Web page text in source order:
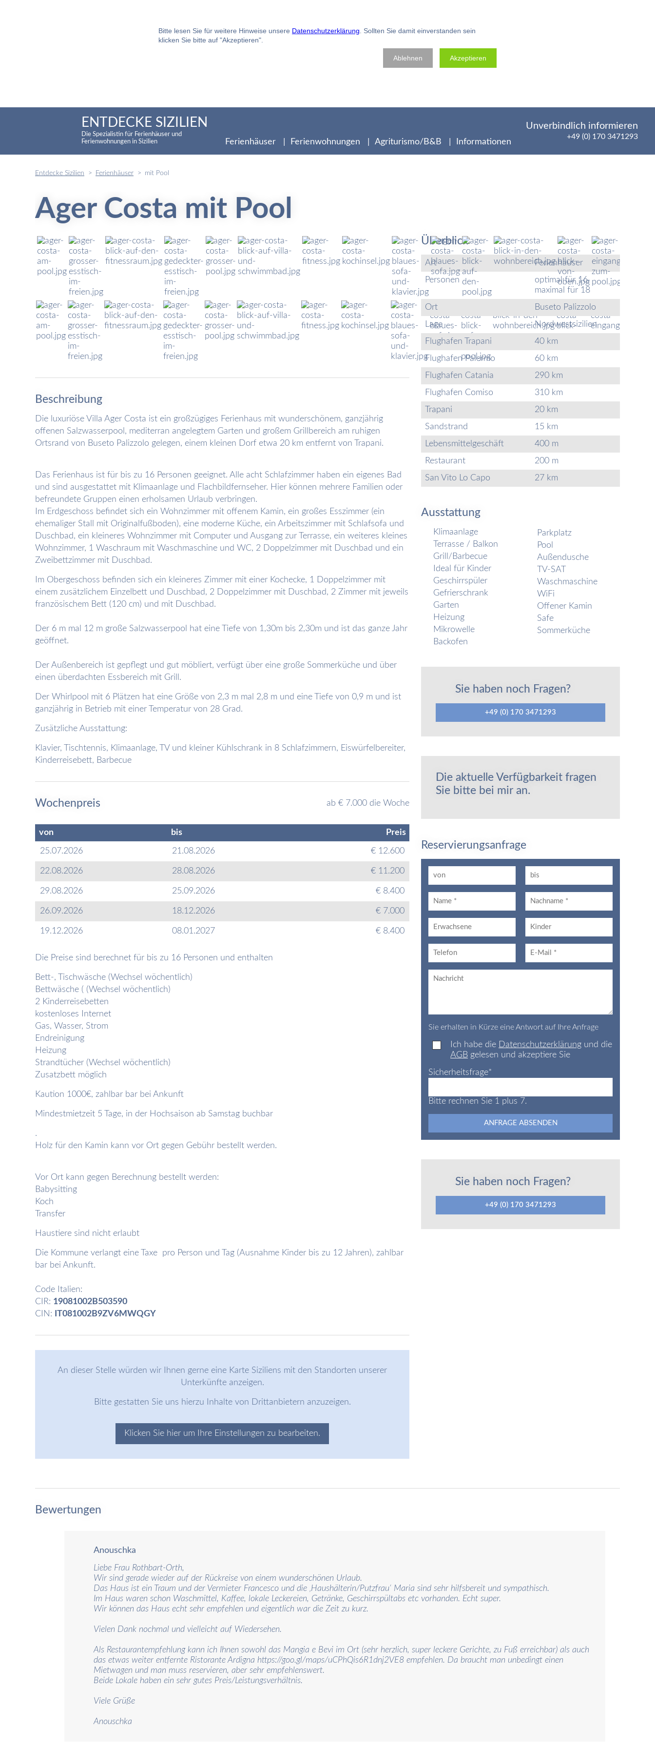
ENTDECKE SIZILIEN
Die Spezialistin für Ferienhäuser und
Ferienwohnungen in Sizilien
Ferienhäuser Ferienwohnungen Agriturismo/B&B Informationen
Unverbindlich informieren
+49 (0) 170 3471293
Entdecke Sizilien Ferienhäuser mit Pool
Ager Costa mit Pool
Beschreibung
Die luxuriöse Villa Ager Costa ist ein großzügiges Ferienhaus mit wunderschönem, ganzjährig
offenen Salzwasserpool, mediterran angelegtem Garten und großem Grillbereich am ruhigen
Ortsrand von Buseto Palizzolo gelegen, einem kleinen Dorf etwa 20 km entfernt von Trapani.
Das Ferienhaus ist für bis zu 16 Personen geeignet. Alle acht Schlafzimmer haben ein eigenes Bad
und sind ausgestattet mit Klimaanlage und Flachbildfernseher. Hier können mehrere Familien oder
befreundete Gruppen einen erholsamen Urlaub verbringen.
Im Erdgeschoss befindet sich ein Wohnzimmer mit offenem Kamin, ein großes Esszimmer (ein
ehemaliger Stall mit Originalfußboden), eine moderne Küche, ein Arbeitszimmer mit Schlafsofa und
Duschbad, ein kleineres Wohnzimmer mit Computer und Ausgang zur Terrasse, ein weiteres kleines
Wohnzimmer, 1 Waschraum mit Waschmaschine und WC, 2 Doppelzimmer mit Duschbad und ein
Zweibettzimmer mit Duschbad.
Im Obergeschoss befinden sich ein kleineres Zimmer mit einer Kochecke, 1 Doppelzimmer mit
einem zusätzlichem Einzelbett und Duschbad, 2 Doppelzimmer mit Duschbad, 2 Zimmer mit jeweils
französischem Bett (120 cm) und mit Duschbad.
Der 6 m mal 12 m große Salzwasserpool hat eine Tiefe von 1,30m bis 2,30m und ist das ganze Jahr
geöffnet.
Der Außenbereich ist gepflegt und gut möbliert, verfügt über eine große Sommerküche und über
einen überdachten Essbereich mit Grill.
Der Whirlpool mit 6 Plätzen hat eine Größe von 2,3 m mal 2,8 m und eine Tiefe von 0,9 m und ist
ganzjährig in Betrieb mit einer Temperatur von 28 Grad.
Zusätzliche Ausstattung:
Klavier, Tischtennis, Klimaanlage, TV und kleiner Kühlschrank in 8 Schlafzimmern, Eiswürfelbereiter,
Kinderreisebett, Barbecue
Wochenpreis ab € 7.000 die Woche
von bis Preis
25.07.2026 21.08.2026 € 12.600
22.08.2026 28.08.2026 € 11.200
29.08.2026 25.09.2026 € 8.400
26.09.2026 18.12.2026 € 7.000
19.12.2026 08.01.2027 € 8.400
Die Preise sind berechnet für bis zu 16 Personen und enthalten
Bett-, Tischwäsche (Wechsel wöchentlich)
Bettwäsche ( (Wechsel wöchentlich)
2 Kinderreisebetten
kostenloses Internet
Gas, Wasser, Strom
Endreinigung
Heizung
Strandtücher (Wechsel wöchentlich)
Zusatzbett möglich
Kaution 1000€, zahlbar bar bei Ankunft
Mindestmietzeit 5 Tage, in der Hochsaison ab Samstag buchbar
.
Holz für den Kamin kann vor Ort gegen Gebühr bestellt werden.
Vor Ort kann gegen Berechnung bestellt werden:
Babysitting
Koch
Transfer
Haustiere sind nicht erlaubt
Die Kommune verlangt eine Taxe pro Person und Tag (Ausnahme Kinder bis zu 12 Jahren), zahlbar
bar bei Ankunft.
Code Italien:
CIR: 19081002B503590
CIN:
IT081002B9ZV6MWQGY
An dieser Stelle würden wir Ihnen gerne eine Karte Siziliens mit den Standorten unserer
Unterkünfte anzeigen.
Bitte gestatten Sie uns hierzu Inhalte von Drittanbietern anzuzeigen.
Klicken Sie hier um Ihre Einstellungen zu bearbeiten.
Überblick
Art
Ferienhäuser
Personen
optimal für 16,
maximal für 18
Ort
Buseto Palizzolo
Lage
Nordwestsizilien
Flughafen Trapani
40 km
Flughafen Palermo
60 km
Flughafen Catania
290 km
Flughafen Comiso
310 km
Trapani
20 km
Sandstrand
15 km
Lebensmittelgeschäft
400 m
Restaurant
200 m
San Vito Lo Capo
27 km
Ausstattung
Klimaanlage
Terrasse / Balkon
Grill/Barbecue
Ideal für Kinder
Geschirrspüler
Gefrierschrank
Garten
Heizung
Mikrowelle
Backofen
Parkplatz
Pool
Außendusche
TV-SAT
Waschmaschine
WiFi
Offener Kamin
Safe
Sommerküche
Sie haben noch Fragen?
+49 (0) 170 3471293
Die aktuelle Verfügbarkeit fragen
Sie bitte bei mir an.
Reservierungsanfrage
Sie erhalten in Kürze eine Antwort auf Ihre Anfrage
Ich habe die Datenschutzerklärung und die
AGB gelesen und akzeptiere Sie
Sicherheitsfrage*
Bitte rechnen Sie 1 plus 7.
ANFRAGE ABSENDEN
Sie haben noch Fragen?
+49 (0) 170 3471293
Bewertungen
Anouschka
Liebe Frau Rothbart-Orth,
Wir sind gerade wieder auf der Rückreise von einem wunderschönen Urlaub.
Das Haus ist ein Traum und der Vermieter Francesco und die ‚Haushälterin/Putzfrau‘ Maria sind sehr hilfsbereit und sympathisch.
Im Haus waren schon Waschmittel, Kaffee, lokale Leckereien, Getränke, Geschirrspültabs etc vorhanden. Echt super.
Wir können das Haus echt sehr empfehlen und eigentlich war die Zeit zu kurz.
Vielen Dank nochmal und vielleicht auf Wiedersehen.
Als Restaurantempfehlung kann ich Ihnen sowohl das Mangia e Bevi im Ort (sehr herzlich, super leckere Gerichte, zu Fuß erreichbar) als auch
das etwas weiter entfernte Ristorante Ardigna https://goo.gl/maps/uCPhQis6R1dnj2VE8 empfehlen. Da braucht man unbedingt einen
Mietwagen und man muss reservieren, aber sehr empfehlenswert.
Beide Lokale haben ein sehr gutes Preis/Leistungsverhältnis.
Viele Grüße
Anouschka
Bitte lesen Sie für weitere Hinweise unsere Datenschutzerklärung . Sollten Sie damit einverstanden sein
klicken Sie bitte auf "Akzeptieren".
Ablehnen Akzeptieren